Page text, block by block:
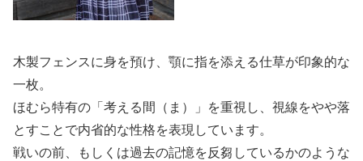
木製フェンスに身を預け、顎に指を添える仕草が印象的な
一枚。
ほむら特有の「考える間（ま）」を重視し、視線をやや落
とすことで内省的な性格を表現しています。
戦いの前、もしくは過去の記憶を反芻しているかのような